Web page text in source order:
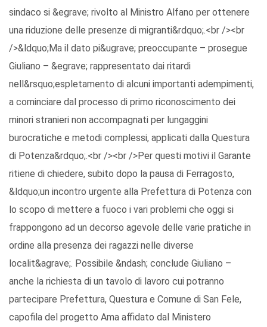
sindaco si &egrave; rivolto al Ministro Alfano per ottenere
una riduzione delle presenze di migranti&rdquo;.<br /><br
/>&ldquo;Ma il dato pi&ugrave; preoccupante – prosegue
Giuliano – &egrave; rappresentato dai ritardi
nell&rsquo;espletamento di alcuni importanti adempimenti,
a cominciare dal processo di primo riconoscimento dei
minori stranieri non accompagnati per lungaggini
burocratiche e metodi complessi, applicati dalla Questura
di Potenza&rdquo;.<br /><br />Per questi motivi il Garante
ritiene di chiedere, subito dopo la pausa di Ferragosto,
&ldquo;un incontro urgente alla Prefettura di Potenza con
lo scopo di mettere a fuoco i vari problemi che oggi si
frappongono ad un decorso agevole delle varie pratiche in
ordine alla presenza dei ragazzi nelle diverse
localit&agrave;. Possibile &ndash; conclude Giuliano –
anche la richiesta di un tavolo di lavoro cui potranno
partecipare Prefettura, Questura e Comune di San Fele,
capofila del progetto Ama affidato dal Ministero